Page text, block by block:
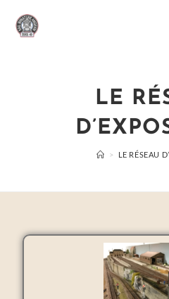
LE
> LE RÉSEAU